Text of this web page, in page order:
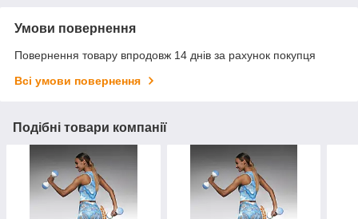
Умови повернення
Повернення товару впродовж 14 днів за рахунок покупця
Всі умови повернення
Подібні товари компанії